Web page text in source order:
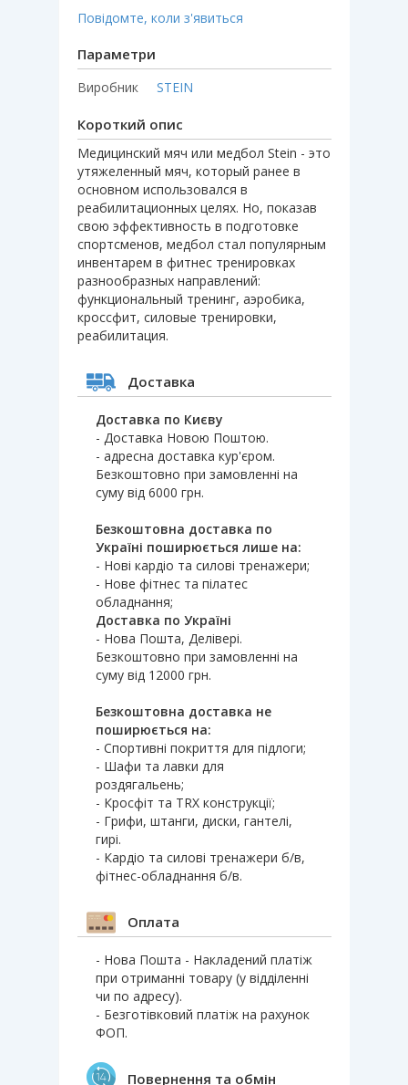
Повідомте, коли з'явиться
Параметри
Виробник STEIN
Короткий опис
Медицинский мяч или медбол Stein - это
утяжеленный мяч, который ранее в
основном использовался в
реабилитационных целях. Но, показав
свою эффективность в подготовке
спортсменов, медбол стал популярным
инвентарем в фитнес тренировках
разнообразных направлений:
функциональный тренинг, аэробика,
кроссфит, силовые тренировки,
реабилитация.
Доставка
Доставка по Києву
- Доставка Новою Поштою.
- адресна доставка кур'єром.
Безкоштовно при замовленні на
суму від 6000 грн.
Безкоштовна доставка по
Україні поширюється лише на:
- Нові кардіо та силові тренажери;
- Нове фітнес та пілатес
обладнання;
Доставка по Україні
- Нова Пошта, Делівері.
Безкоштовно при замовленні на
суму від 12000 грн.
Безкоштовна доставка не
поширюється на:
- Спортивні покриття для підлоги;
- Шафи та лавки для
роздягальень;
- Кросфіт та TRX конструкції;
- Грифи, штанги, диски, гантелі,
гирі.
- Кардіо та силові тренажери б/в,
фітнес-обладнання б/в.
Оплата
- Нова Пошта - Накладений платіж
при отриманні товару (у відділенні
чи по адресу).
- Безготівковий платіж на рахунок
ФОП.
Повернення та обмін